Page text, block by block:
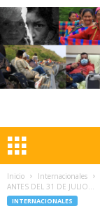
Inicio Internacionales
ANTES DEL 31 DE JULIO...
INTERNACIONALES